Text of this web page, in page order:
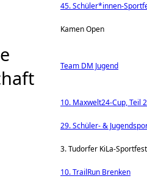
45. Schüler*innen-
Kamen Open
Team DM Jugend
10. Maxwelt24-Cup, Teil 2
29. Schüler- &
3. Tudorfer KiLa-Sportfest
10. TrailRun Brenken